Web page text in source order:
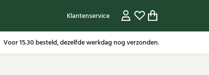
Klantenservice
Gratis verzending in NL vanaf 79,95* m.u.v sale artikelen.